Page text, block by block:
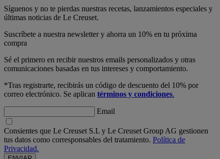
Síguenos y no te pierdas nuestras recetas, lanzamientos especiales y
últimas noticias de Le Creuset.
Suscríbete a nuestra newsletter y ahorra un 10% en tu próxima
compra
Sé el primero en recibir nuestros emails personalizados y otras
comunicaciones basadas en tus intereses y comportamiento.
*Tras registrarte, recibirás un código de descuento del 10% por
correo electrónico. Se aplican términos y condiciones.
Email
Consientes que Le Creuset S.L y Le Creuset Group AG gestionen
tus datos como corresponsables del tratamiento. Política de
Privacidad.